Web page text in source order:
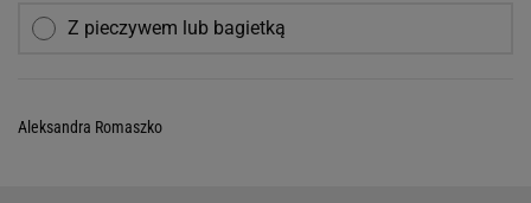
Z pieczywem lub bagietką
Aleksandra Romaszko